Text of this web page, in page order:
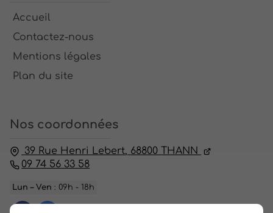
Accueil
Contactez-nous
Mentions légales
Plan du site
Nos coordonnées
39 Rue Henri Lebert, 68800
THANN
09 74 56 33 58
Lun – Ven : 09h - 18h